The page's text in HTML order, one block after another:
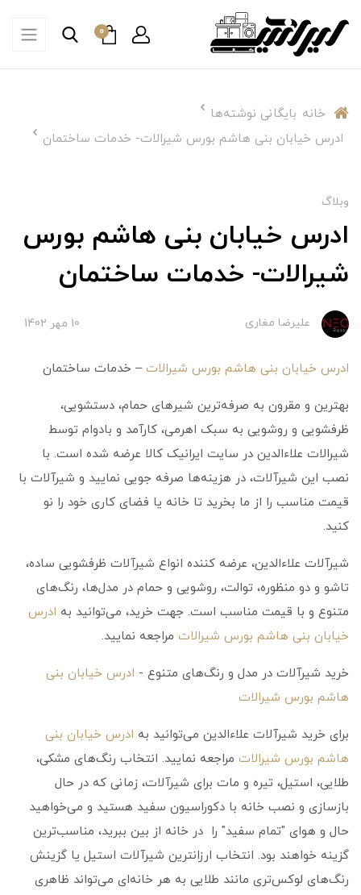
0
خانه بایگانی نوشته‌ها
ادرس خیابان بنی هاشم بورس شیرالات- خدمات ساختمان
وبلاگ
ادرس خیابان بنی هاشم بورس
شیرالات- خدمات ساختمان
علیرضا مغاری 10 مهر 1402
ادرس خیابان بنی هاشم بورس شیرالات– خدمات ساختمان
بهترین و مقرون به صرفه‌ترین شیرهای حمام، دستشویی،
ظرفشویی و روشویی به سبک اهرمی، کارآمد و بادوام توسط
شیرالات علاءالدین در سایت ایرانیک کالا عرضه شده است. با
نصب این شیرآلات، در هزینه‌ها صرفه جویی نمایید و شیرآلات با
قیمت مناسب را از ما بخرید تا خانه یا فضای کاری خود را نو
کنید.
شیرآلات علاء‌الدین، عرضه کننده انواع شیرآلات ظرفشویی ساده،
تاشو و دو منظوره، توالت، روشویی و حمام در مدل‌ها، رنگ‌های
متنوع و با قیمت مناسب است. جهت خرید، می‌توانید به ادرس
خیابان بنی هاشم بورس شیرالات مراجعه نمایید.
خرید شیرآلات در مدل و رنگ‌های متنوع - ادرس خیابان بنی
هاشم بورس شیرالات
برای خرید شیرآلات علاءالدین می‌توانید به ادرس خیابان بنی
هاشم بورس شیرالات مراجعه نمایید. انتخاب رنگ‌های مشکی،
طلایی، استیل، تیره و مات برای شیرآلات، زمانی که در حال
بازسازی و نصب خانه با دکوراسیون سفید هستید و می‌خواهید
حال و هوای "تمام سفید" را در خانه از بین ببرید، مناسب‌ترین
گزینه خواهند بود. انتخاب ارزانترین شیرآلات استیل یا گزینش
رنگ‌های لوکس‌تری مانند طلایی به هر خانه‌ای می‌تواند ظاهری